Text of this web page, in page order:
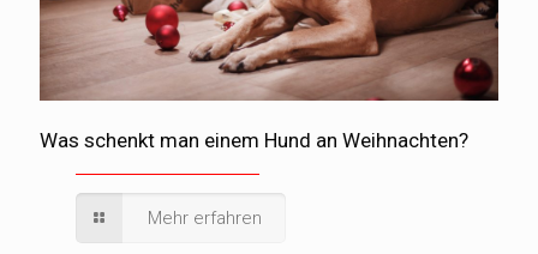
Was schenkt man einem Hund an Weihnachten?
Mehr erfahren